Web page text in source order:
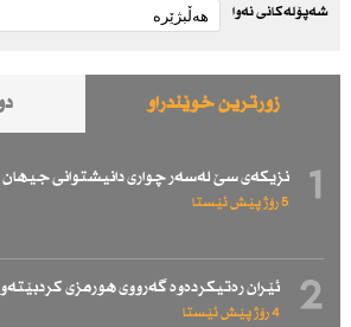
شەپۆلەکانی نەوا
زۆرترین خوێندراو
1 نزیكەی سێ لەسەر چواری دانیشتوانی جیهان
5 رۆژ پێش ئێستا
2 ئێران رەتیكردەوە گەرووی هورمزی
4 رۆژ پێش ئێستا